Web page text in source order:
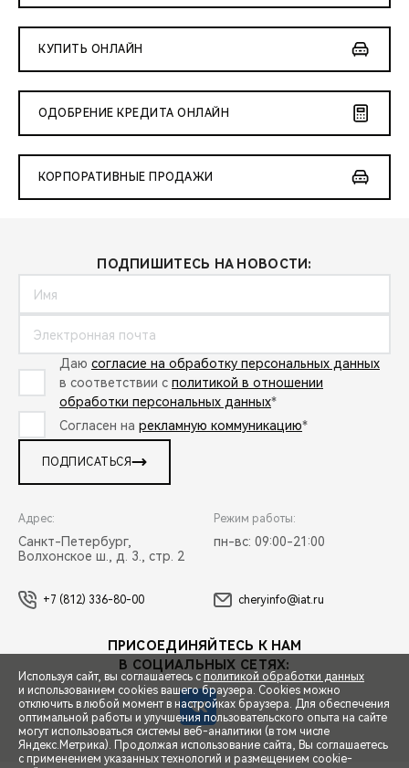
СПЕЦПРЕДЛОЖЕНИЯ
КУПИТЬ ОНЛАЙН
ОДОБРЕНИЕ КРЕДИТА ОНЛАЙН
КОРПОРАТИВНЫЕ ПРОДАЖИ
ПОДПИШИТЕСЬ НА НОВОСТИ:
Даю согласие на обработку персональных данных
в соответствии с политикой в отношении
обработки персональных данных*
Согласен на рекламную коммуникацию*
ПОДПИСАТЬСЯ
Адрес:
Санкт-Петербург,
Волхонское ш., д. 3., стр. 2
Режим работы:
пн-вс: 09:00-21:00
+7 (812) 336-80-00 cheryinfo@iat.ru
ПРИСОЕДИНЯЙТЕСЬ К НАМ
В СОЦИАЛЬНЫХ СЕТЯХ:
Используя сайт, вы соглашаетесь с политикой обработки данных
и использованием cookies вашего браузера. Cookies можно
отключить в любой момент в настройках браузера. Для обеспечения
оптимальной работы и улучшения пользовательского опыта на сайте
могут использоваться системы веб-аналитики (в том числе
Яндекс.Метрика). Продолжая использование сайта, Вы соглашаетесь
с применением указанных технологий и размещением cookie-